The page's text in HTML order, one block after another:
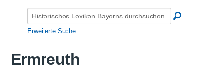
Erweiterte Suche
Ermreuth